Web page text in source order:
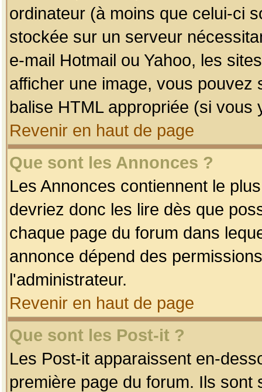
ordinateur (à moins que celui-ci
stockée sur un serveur
e-mail Hotmail ou Yahoo, les
afficher une image, vous pouvez
balise HTML appropriée (si vous
Revenir en haut de page
Que sont les Annonces ?
Les Annonces contiennent le
devriez donc les lire dès que
chaque page du forum dans
annonce dépend des
l'administrateur.
Revenir en haut de page
Que sont les Post-it ?
Les Post-it apparaissent en-
première page du forum. Ils